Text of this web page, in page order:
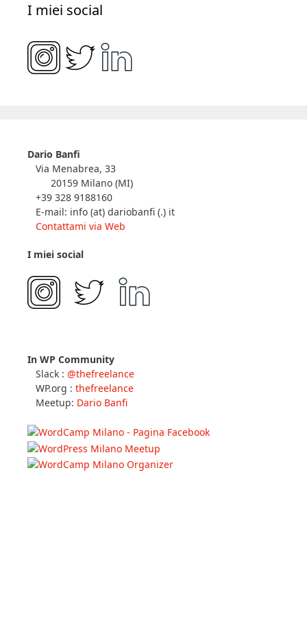
I miei social
Dario Banfi
Via Menabrea, 33
20159 Milano (MI)
+39 328 9188160
E-mail: info (at) dariobanfi (.) it
Contattami via Web
I miei social
In WP Community
Slack : @thefreelance
WP.org : thefreelance
Meetup: Dario Banfi